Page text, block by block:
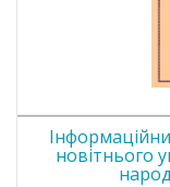
новітнього